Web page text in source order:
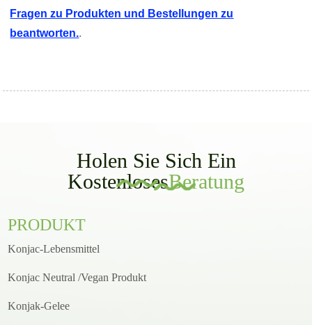
Fragen zu Produkten und Bestellungen zu
beantworten..
Holen Sie Sich Ein
KostenlosesBeratung
PRODUKT
Konjac-Lebensmittel
Konjac Neutral /Vegan Produkt
Konjak-Gelee